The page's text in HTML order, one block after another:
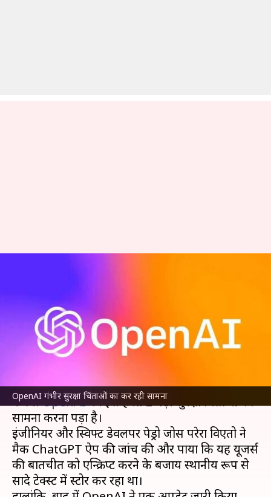
OpenAI गंभीर सुरक्षा चिंताओं का कर रही सामना
है खतरा
बिश्वजीत कुमार Jul 05, 2024 10:12 am
आर्टिफिशियल इंटेलिजेंस(AI) के क्षेत्र में काम करने वाली
कंपनीOpenAIको इस हफ्ते 2 बड़ी सुरक्षा चिताओं का
सामना करना पड़ा है।
इंजीनियर और स्विफ्ट डेवलपर पेड्रो जोस परेरा विएतो ने
मैक ChatGPT ऐप की जांच की और पाया कि यह यूजर्स
की बातचीत को एन्क्रिप्ट करने के बजाय स्थानीय रूप से
सादे टेक्स्ट में स्टोर कर रहा था।